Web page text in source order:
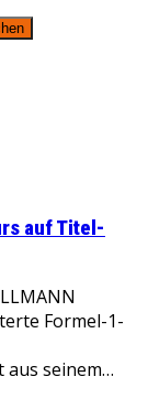
auf Titel-
Formel-1-
aus seinem…